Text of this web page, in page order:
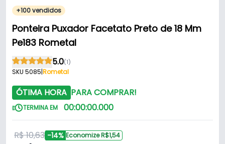
+100 vendidos
Ponteira Puxador Facetato Preto de 18 Mm
Pe183 Rometal
5.0(1)
SKU 5085|Rometal
ÓTIMA HORA PARA COMPRAR!
TERMINA EM 00:00:00.000
R$ 10,63 -14% Economize R$1,54